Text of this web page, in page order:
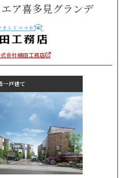
ア喜多見グランデ
会社細田工務店
一戸建て